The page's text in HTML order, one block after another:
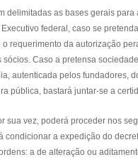
delimitadas as bases gerais
federal, caso se
requerimento da autorização
sócios. Caso a pretensa
autenticada pelos fundadores,
pública, bastará juntar-se a
sua vez, poderá proceder nos
condicionar a expedição do
a de alteração ou